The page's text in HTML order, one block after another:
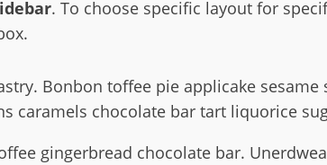
. To choose specific layout for
Bonbon toffee pie applicake
caramels chocolate bar tart liquorice
gingerbread chocolate bar.